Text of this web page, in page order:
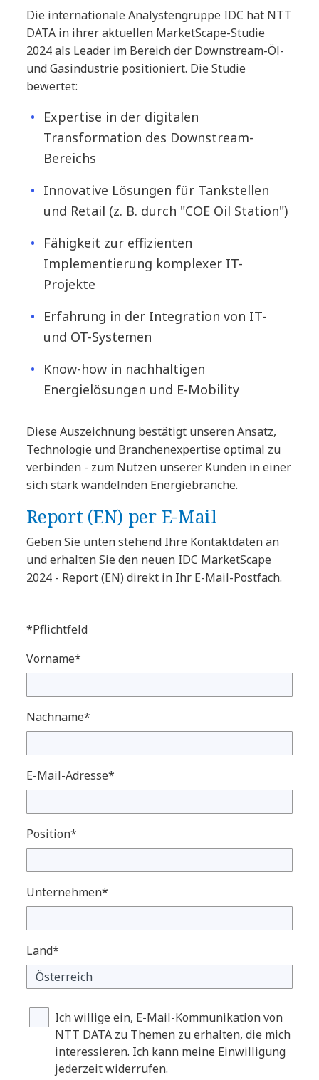
Die internationale Analystengruppe IDC hat NTT
DATA in ihrer aktuellen MarketScape-Studie
2024 als Leader im Bereich der Downstream-Öl-
und Gasindustrie positioniert. Die Studie
bewertet:
Expertise in der digitalen
Transformation des Downstream-
Bereichs
Innovative Lösungen für Tankstellen
und Retail (z. B. durch "COE Oil Station")
Fähigkeit zur effizienten
Implementierung komplexer IT-
Projekte
Erfahrung in der Integration von IT-
und OT-Systemen
Know-how in nachhaltigen
Energielösungen und E-Mobility
Diese Auszeichnung bestätigt unseren Ansatz,
Technologie und Branchenexpertise optimal zu
verbinden - zum Nutzen unserer Kunden in einer
sich stark wandelnden Energiebranche.
Report (EN) per E-Mail
Geben Sie unten stehend Ihre Kontaktdaten an
und erhalten Sie den neuen IDC MarketScape
2024 - Report (EN) direkt in Ihr E-Mail-Postfach.
*Pflichtfeld
Vorname*
Nachname*
E-Mail-Adresse*
Position*
Unternehmen*
Land*
Ich willige ein, E-Mail-Kommunikation von
NTT DATA zu Themen zu erhalten, die mich
interessieren. Ich kann meine Einwilligung
jederzeit widerrufen.